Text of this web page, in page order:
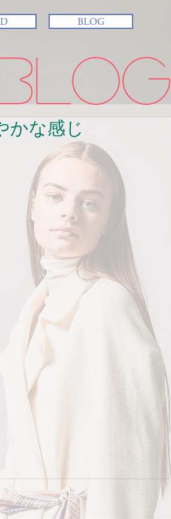
BLOG
かな感じ